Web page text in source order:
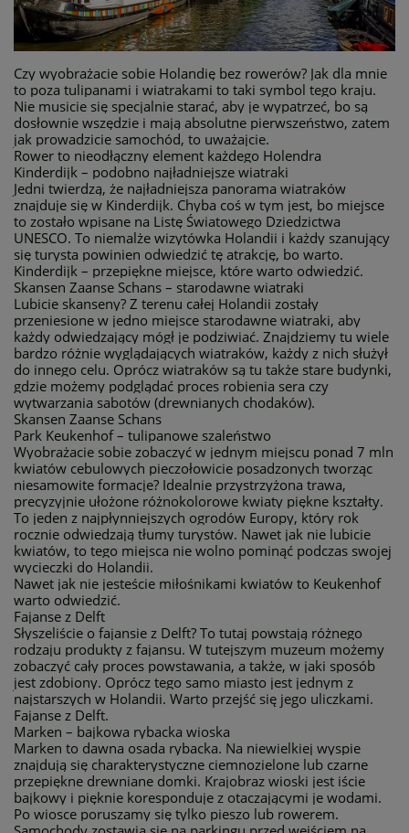
Czy wyobrażacie sobie Holandię bez rowerów? Jak dla mnie
to poza tulipanami i wiatrakami to taki symbol tego kraju.
Nie musicie się specjalnie starać, aby je wypatrzeć, bo są
dosłownie wszędzie i mają absolutne pierwszeństwo, zatem
jak prowadzicie samochód, to uważajcie.
Rower to nieodłączny element każdego Holendra
Kinderdijk – podobno najładniejsze wiatraki
Jedni twierdzą, że najładniejsza panorama wiatraków
znajduje się w Kinderdijk. Chyba coś w tym jest, bo miejsce
to zostało wpisane na Listę Światowego Dziedzictwa
UNESCO. To niemalże wizytówka Holandii i każdy szanujący
się turysta powinien odwiedzić tę atrakcję, bo warto.
Kinderdijk – przepiękne miejsce, które warto odwiedzić.
Skansen Zaanse Schans – starodawne wiatraki
Lubicie skanseny? Z terenu całej Holandii zostały
przeniesione w jedno miejsce starodawne wiatraki, aby
każdy odwiedzający mógł je podziwiać. Znajdziemy tu wiele
bardzo różnie wyglądających wiatraków, każdy z nich służył
do innego celu. Oprócz wiatraków są tu także stare budynki,
gdzie możemy podglądać proces robienia sera czy
wytwarzania sabotów (drewnianych chodaków).
Skansen Zaanse Schans
Park Keukenhof – tulipanowe szaleństwo
Wyobrażacie sobie zobaczyć w jednym miejscu ponad 7 mln
kwiatów cebulowych pieczołowicie posadzonych tworząc
niesamowite formacje? Idealnie przystrzyżona trawa,
precyzyjnie ułożone różnokolorowe kwiaty piękne kształty.
To jeden z najpłynniejszych ogrodów Europy, który rok
rocznie odwiedzają tłumy turystów. Nawet jak nie lubicie
kwiatów, to tego miejsca nie wolno pominąć podczas swojej
wycieczki do Holandii.
Nawet jak nie jesteście miłośnikami kwiatów to Keukenhof
warto odwiedzić.
Fajanse z Delft
Słyszeliście o fajansie z Delft? To tutaj powstają różnego
rodzaju produkty z fajansu. W tutejszym muzeum możemy
zobaczyć cały proces powstawania, a także, w jaki sposób
jest zdobiony. Oprócz tego samo miasto jest jednym z
najstarszych w Holandii. Warto przejść się jego uliczkami.
Fajanse z Delft.
Marken – bajkowa rybacka wioska
Marken to dawna osada rybacka. Na niewielkiej wyspie
znajdują się charakterystyczne ciemnozielone lub czarne
przepiękne drewniane domki. Krajobraz wioski jest iście
bajkowy i pięknie koresponduje z otaczającymi je wodami.
Po wiosce poruszamy się tylko pieszo lub rowerem.